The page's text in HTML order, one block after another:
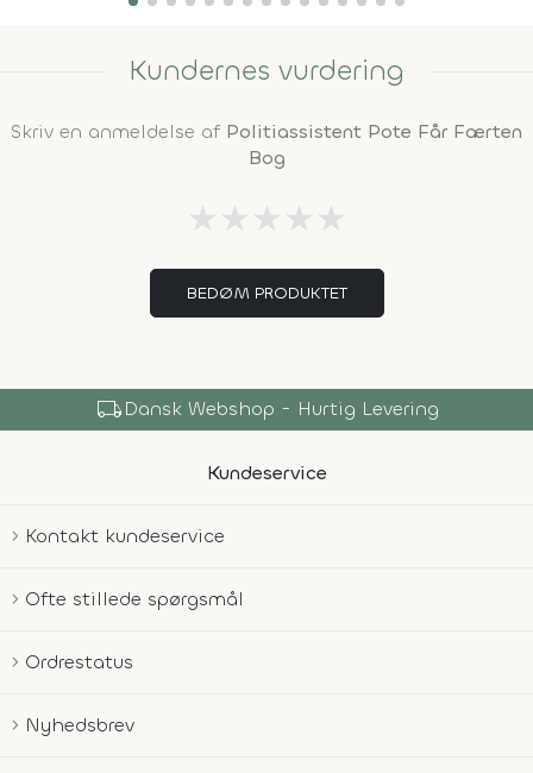
Kundernes vurdering
Skriv en anmeldelse af Politiassistent Pote Får Færten
Bog
★ ★ ★ ★ ★
BEDØM PRODUKTET
local_shippingDansk Webshop - Hurtig Levering
Kundeservice
Kontakt kundeservice
Ofte stillede spørgsmål
Ordrestatus
Nyhedsbrev